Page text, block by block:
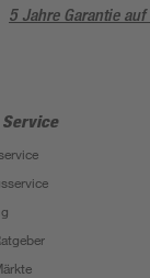
5 Jahre Garantie
Service